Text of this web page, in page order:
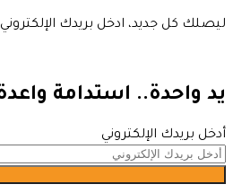
ليصلك كل جديد، ادخل بريدك
يد واحدة.. استدامة
أدخل بريدك الإلكتروني